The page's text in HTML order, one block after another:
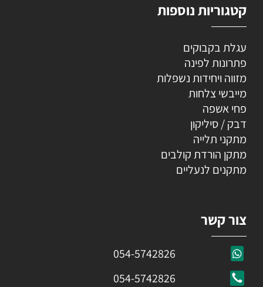
קטגוריות נוספות
עגלת בקבוקים
פתרונות לפינה
מזווה ויחידות נשפלות
מייבשי צלחות
פחי אשפה
דבק / סיליקון
מתקני תלייה
מתקן הורדת קולבים
מתקנים לנעליים
צור קשר
054-5742826
054-5742826